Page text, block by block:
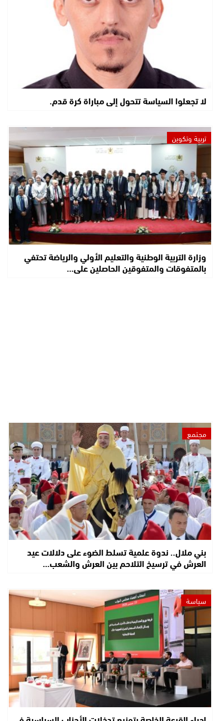
لا تجعلوا السياسة تتحول إلى مباراة كرة قدم.
تربية وتكوين
وزارة التربية الوطنية والتعليم الأولي والرياضة تحتفي
بالمتفوقات والمتفوقين الحاصلين على…
مجتمع
بني ملال.. ندوة علمية تسلط الضوء على دلالات عيد
العرش في ترسيخ التلاحم بين العرش والشعب…
سياسة